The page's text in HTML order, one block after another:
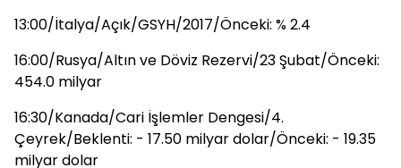
13:00/İtalya/Açık/GSYH/2017/Önceki: % 2.4
16:00/Rusya/Altın ve Döviz Rezervi/23 Şubat/Önceki:
454.0 milyar
16:30/Kanada/Cari İşlemler Dengesi/4.
Çeyrek/Beklenti: - 17.50 milyar dolar/Önceki: - 19.35
milyar dolar